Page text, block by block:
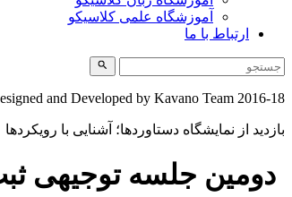
آموزشگاه علمی کلاسیکو
ارتباط با ما
and Developed by Kavano Team 2016-18
بازدید از نمایشگاه دستاوردها؛ آشنایی با رویکردها
دومین جلسه توجیهی